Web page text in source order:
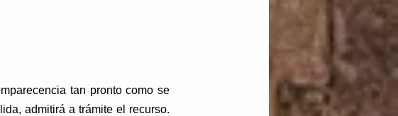
tan pronto como se
admitirá a trámite el recurso.